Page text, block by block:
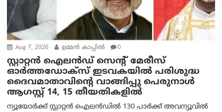
Aug 7, 2026 ഉമ്മന്‍ കാപ്പില്‍ 0
സ്റ്റാറ്റൻ ഐലൻഡ് സെന്റ് മേരീസ്
ഓർത്തഡോക്സ് ഇടവകയിൽ പരിശുദ്ധ
ദൈവമാതാവിന്റെ വാങ്ങിപ്പു പെരുനാൾ
ആഗസ്റ്റ് 14, 15 തീയതികളിൽ
ന്യൂയോർക്ക് സ്റ്റാറ്റൻ ഐലൻഡിൽ 130 പാർക്ക് അവന്യൂവിൽ